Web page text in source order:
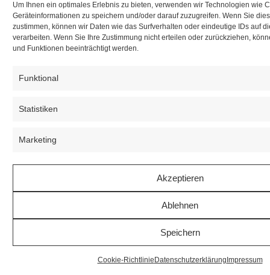
Um Ihnen ein optimales Erlebnis zu bieten, verwenden wir Technologien wie
Geräteinformationen zu speichern und/oder darauf zuzugreifen. Wenn Sie
zustimmen, können wir Daten wie das Surfverhalten oder eindeutige IDs auf
verarbeiten. Wenn Sie Ihre Zustimmung nicht erteilen oder zurückziehen,
und Funktionen beeinträchtigt werden.
Funktional
Statistiken
Marketing
Akzeptieren
Ablehnen
Speichern
Cookie-Richtlinie Datenschutzerklärung Impressum